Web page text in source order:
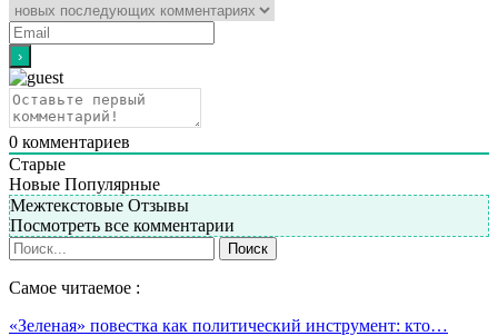
0 комментариев
Старые
Новые Популярные
Межтекстовые Отзывы
Посмотреть все комментарии
Самое читаемое :
«Зеленая» повестка как политический инструмент: кто…